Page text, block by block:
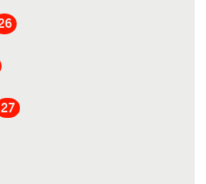
27